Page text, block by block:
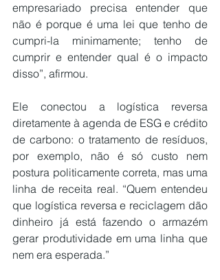
empresariado precisa entender que
não é porque é uma lei que tenho de
cumpri-la minimamente; tenho de
cumprir e entender qual é o impacto
disso”, afirmou.
Ele conectou a logística reversa
diretamente à agenda de ESG e crédito
de carbono: o tratamento de resíduos,
por exemplo, não é só custo nem
postura politicamente correta, mas uma
linha de receita real. “Quem entendeu
que logística reversa e reciclagem dão
dinheiro já está fazendo o armazém
gerar produtividade em uma linha que
nem era esperada.”